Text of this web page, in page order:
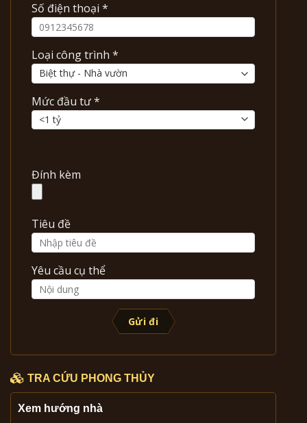
Số điện thoại *
Loại công trình *
Mức đầu tư *
Đính kèm
Tiêu đề
Yêu cầu cụ thể
Gửi đi
TRA CỨU PHONG THỦY
Xem hướng nhà